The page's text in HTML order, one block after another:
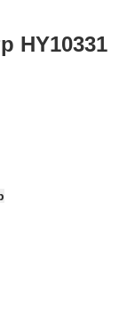
HY10331